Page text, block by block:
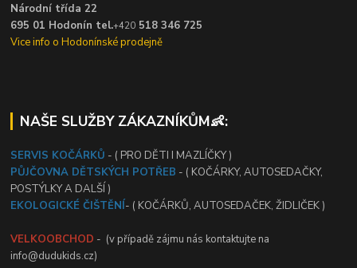
Národní třída 22
695 01 Hodonín tel.+420 518 346 725
Vice info o Hodonínské prodejně
NAŠE SLUŽBY ZÁKAZNÍKŮM👶:
SERVIS KOČÁRKŮ - ( PRO DĚTI I MAZLÍČKY )
PŮJČOVNA DĚTSKÝCH POTŘEB - ( KOČÁRKY, AUTOSEDAČKY,
POSTÝLKY A DALŠÍ )
EKOLOGICKÉ ČIŠTĚNÍ- ( KOČÁRKŮ, AUTOSEDAČEK, ŽIDLIČEK )
VELKOOBCHOD - (v případě zájmu nás kontaktujte na
info@dudukids.cz)